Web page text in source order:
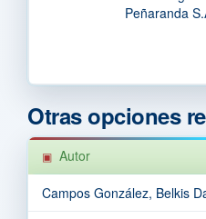
Peñaranda
Otras opciones
Autor
Campos González, Belkis